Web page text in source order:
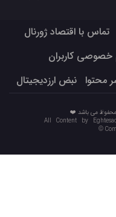
تماس با اقتصاد ژورنال
خصوصی کاربران
محتوا نبض ارزدیجیتال
می باشد ❤️
All Content by